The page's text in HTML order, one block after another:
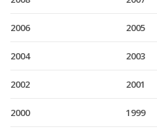
2006 2005
2004 2003
2002 2001
2000 1999